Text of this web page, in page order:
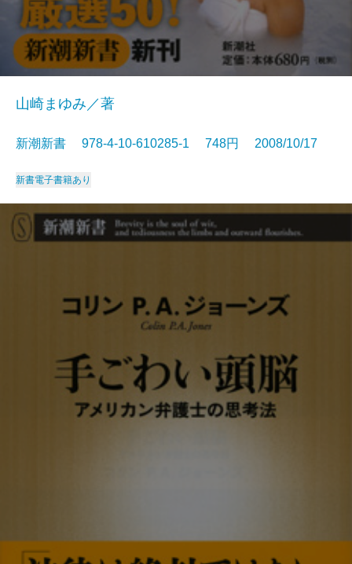
山崎まゆみ／著
新潮新書 978-4-10-610285-1 748円 2008/10/17
新書電子書籍あり